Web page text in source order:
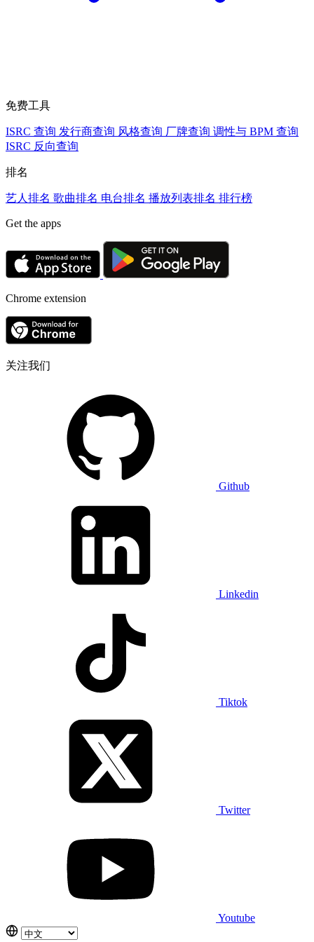
免费工具
ISRC 查询 发行商查询 风格查询 厂牌查询 调性与 BPM 查询
ISRC 反向查询
排名
艺人排名 歌曲排名 电台排名 播放列表排名 排行榜
Get the apps
Chrome extension
关注我们
Github
Linkedin
Tiktok
Twitter
Youtube